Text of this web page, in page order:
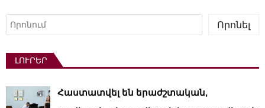
Որոնել
Որոնել
ԼՈՒՐԵՐ
Հաստատվել են երաժշտական,